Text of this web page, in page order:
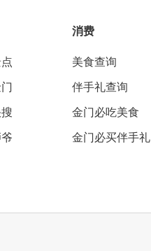
消费
美食查询
伴手礼查询
金门必吃美食
金门必买伴手礼